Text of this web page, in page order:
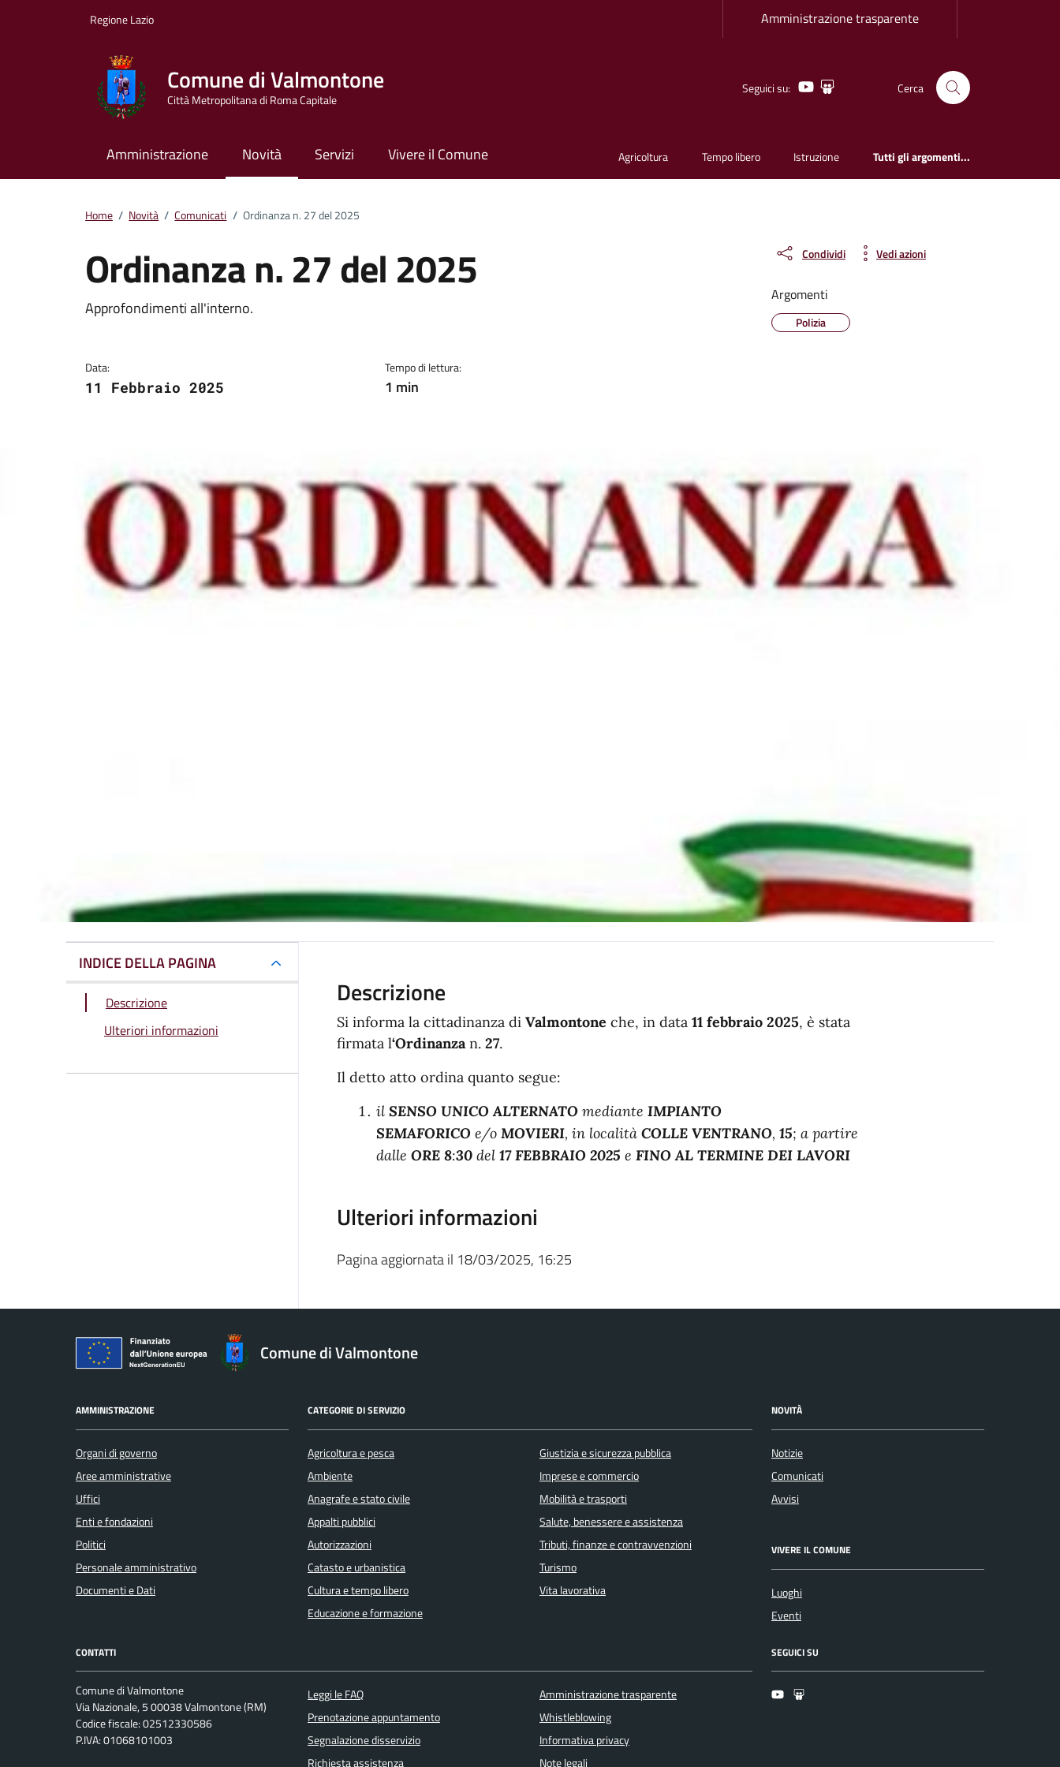
Regione Lazio Amministrazione trasparente
Comune di Valmontone
Città Metropolitana di Roma Capitale
Seguici su: YoutubeSlideshare Cerca
Amministrazione Novità Servizi Vivere il Comune Agricoltura Tempo libero Istruzione Tutti gli argomenti...
Home / Novità / Comunicati / Ordinanza n. 27 del 2025
Ordinanza n. 27 del 2025
Dettagli della notizia
Approfondimenti all'interno.
Data:
11 Febbraio 2025
Tempo di lettura:
1 min
Condividi Vedi azioni
Argomenti
Polizia
INDICE DELLA PAGINA
Descrizione
Ulteriori informazioni
Descrizione
Si informa la cittadinanza di Valmontone che, in data 11 febbraio 2025, è stata
firmata l‘Ordinanzan. 27.
Il detto atto ordina quanto segue:
il SENSO UNICO ALTERNATO mediante IMPIANTO
SEMAFORICO e/o MOVIERI, in località COLLE VENTRANO, 15; a partire
dalle ORE 8:30 del 17 FEBBRAIO 2025 e FINO AL TERMINE DEI LAVORI
Ulteriori informazioni
Pagina aggiornata il 18/03/2025, 16:25
Comune di Valmontone
AMMINISTRAZIONE
Organi di governo
Aree amministrative
Uffici
Enti e fondazioni
Politici
Personale amministrativo
Documenti e Dati
CATEGORIE DI SERVIZIO
Agricoltura e pesca
Ambiente
Anagrafe e stato civile
Appalti pubblici
Autorizzazioni
Catasto e urbanistica
Cultura e tempo libero
Educazione e formazione
Giustizia e sicurezza pubblica
Imprese e commercio
Mobilità e trasporti
Salute, benessere e assistenza
Tributi, finanze e contravvenzioni
Turismo
Vita lavorativa
NOVITÀ
Notizie
Comunicati
Avvisi
VIVERE IL COMUNE
Luoghi
Eventi
CONTATTI
Comune di Valmontone
Via Nazionale, 5 00038 Valmontone (RM)
Codice fiscale: 02512330586
P.IVA: 01068101003
Leggi le FAQ
Prenotazione appuntamento
Segnalazione disservizio
Richiesta assistenza
Amministrazione trasparente
Whistleblowing
Informativa privacy
Note legali
SEGUICI SU
YoutubeSlideshare